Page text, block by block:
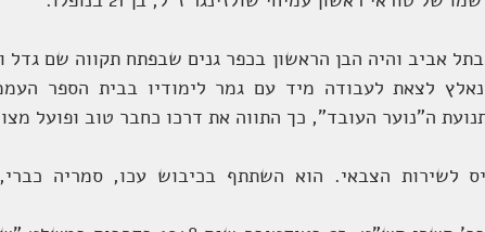
ה"נוער העובד", כך התווה את דרכו כחבר טוב ופועל